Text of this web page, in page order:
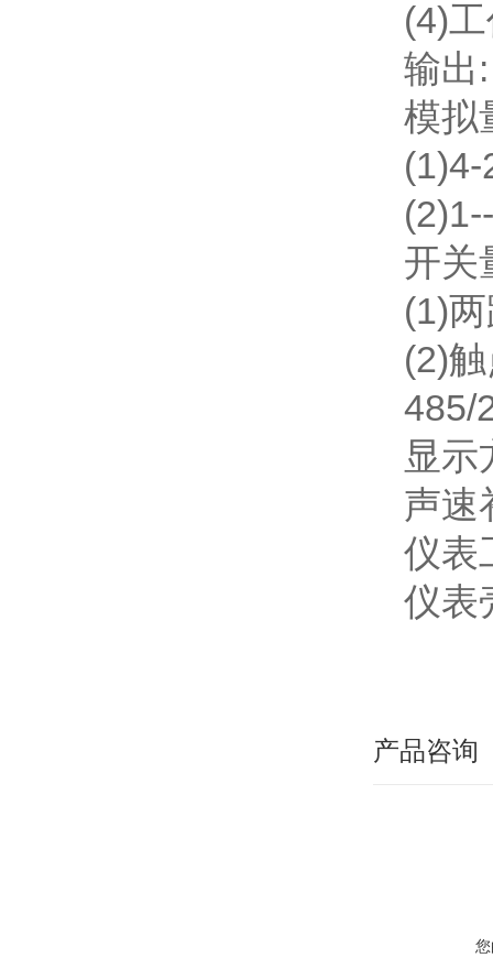
(4)
输出:
模拟
开关
(1)
(2)
485/
显示
声速
仪表
仪表
产品咨询